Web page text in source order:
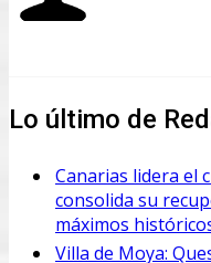
Lo último de
Canarias lidera el
consolida su
máximos
Villa de Moya: